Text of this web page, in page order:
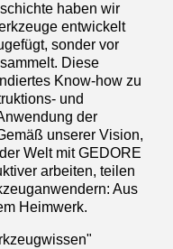
haben wir
entwickelt
sonder vor
Diese
Know-how zu
und
der
unserer Vision,
Welt mit GEDORE
arbeiten, teilen
Aus
Heimwerk.